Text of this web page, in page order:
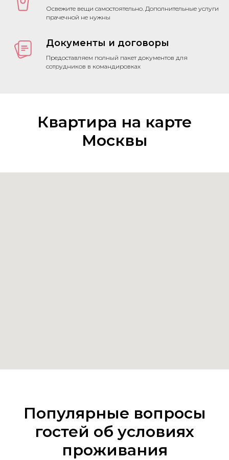
Освежите вещи самостоятельно. Дополнительные услуги
прачечной не нужны
Документы и договоры
Предоставляем полный пакет документов для
сотрудников в командировках
Квартира на карте
Москвы
Популярные вопросы
гостей об условиях
проживания